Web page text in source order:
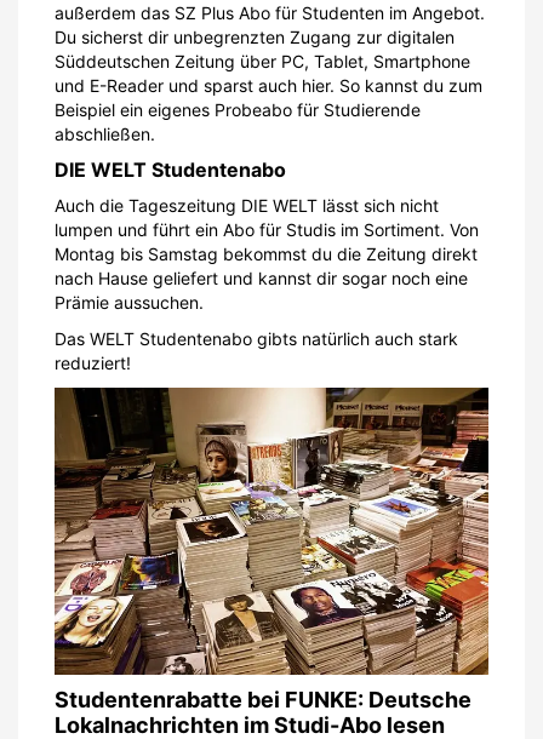
außerdem das SZ Plus Abo für Studenten im Angebot.
Du sicherst dir unbegrenzten Zugang zur digitalen
Süddeutschen Zeitung über PC, Tablet, Smartphone
und E-Reader und sparst auch hier. So kannst du zum
Beispiel ein eigenes Probeabo für Studierende
abschließen.
DIE WELT Studentenabo
Auch die Tageszeitung DIE WELT lässt sich nicht
lumpen und führt ein Abo für Studis im Sortiment. Von
Montag bis Samstag bekommst du die Zeitung direkt
nach Hause geliefert und kannst dir sogar noch eine
Prämie aussuchen.
Das WELT Studentenabo gibts natürlich auch stark
reduziert!
Studentenrabatte bei FUNKE: Deutsche
Lokalnachrichten im Studi-Abo lesen